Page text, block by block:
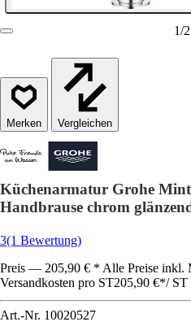
1/2
Vergleichen
Küchenarmatur Grohe
Handbrause chrom
3(1 Bewertung)
Preis — 205,90 € * Alle Preise inkl.
Versandkosten pro ST205,90 €*/ ST
Art.-Nr. 10020527